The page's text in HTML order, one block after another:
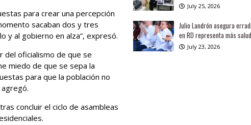
para crear una percepción
sacaban dos y tres
y al gobierno en alza”, expresó.
del oficialismo de que se
miedo de que se sepa la
para que la población no
concluir el ciclo de asambleas
July 25, 2026
Julio Landrón asegura
en RD representa más
July 23, 2026